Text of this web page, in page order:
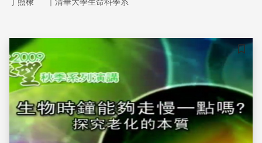
DNA裁剪開來，有助於基因轉殖的研究。如此便能以簡單
儲存